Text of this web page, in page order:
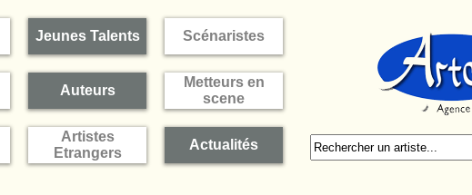
Jeunes Talents Scénaristes
Auteurs
Metteurs en
scene
Artistes
Etrangers
Actualités